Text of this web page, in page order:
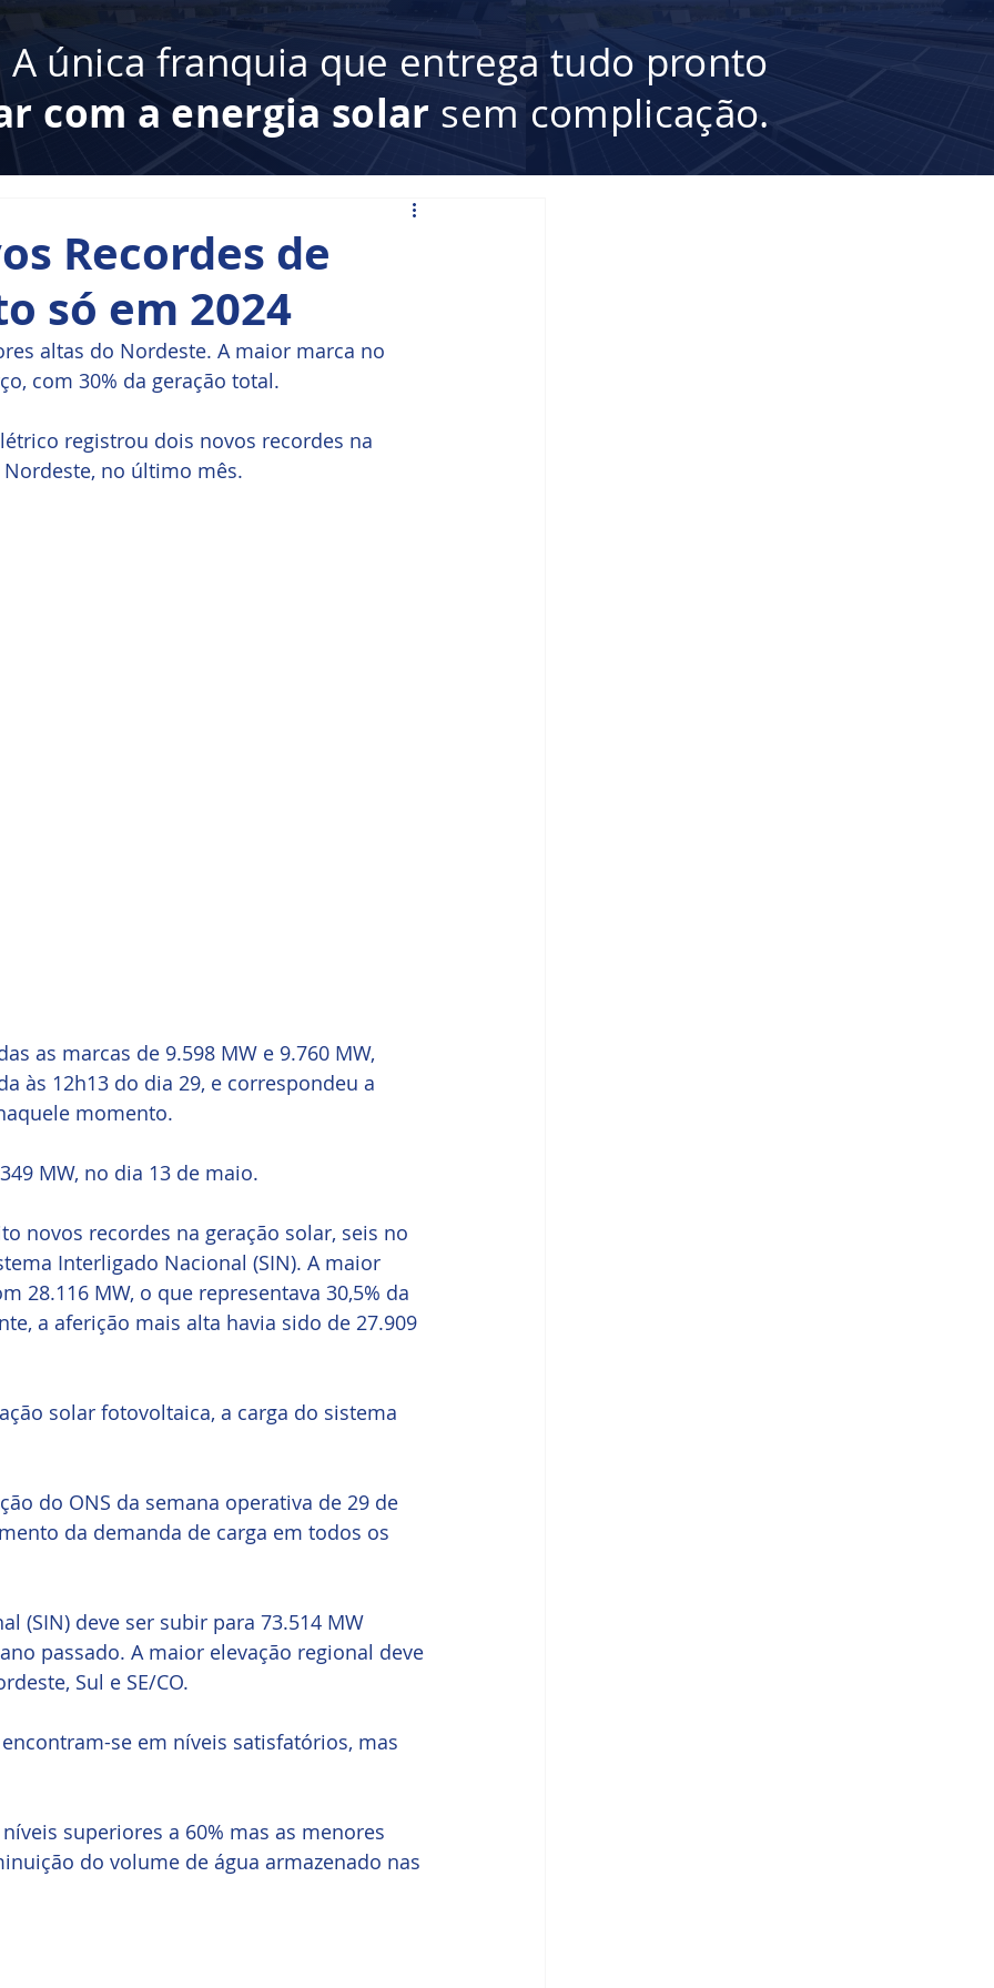
A única franquia que entrega tudo pronto
com a energia solar sem complicação.
Recordes de
só em 2024
altas do Nordeste. A maior marca no
com 30% da geração total.
registrou dois novos recordes na
no último mês.
as marcas de 9.598 MW e 9.760 MW,
às 12h13 do dia 29, e correspondeu a
momento.
MW, no dia 13 de maio.
novos recordes na geração solar, seis no
Interligado Nacional (SIN). A maior
28.116 MW, o que representava 30,5% da
a aferição mais alta havia sido de 27.909
solar fotovoltaica, a carga do sistema
do ONS da semana operativa de 29 de
da demanda de carga em todos os
(SIN) deve ser subir para 73.514 MW
passado. A maior elevação regional deve
Sul e SE/CO.
se em níveis satisfatórios, mas
superiores a 60% mas as menores
do volume de água armazenado nas